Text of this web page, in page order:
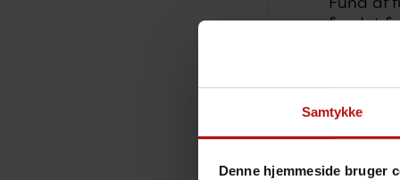
Samtykke
Denne hjemmeside bruger
fundet
”Vi har
ilder og
ændrer
ved SSI